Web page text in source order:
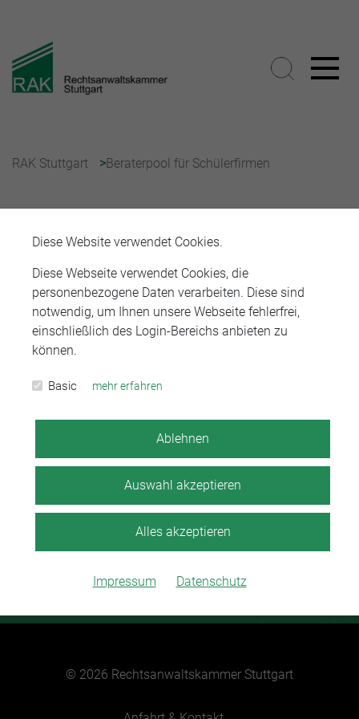
Diese Website verwendet Cookies.
Diese Webseite verwendet Cookies, die
personenbezogene Daten verarbeiten. Diese sind
notwendig, um Ihnen unsere Webseite fehlerfrei,
einschließlich des Login-Bereichs anbieten zu
können.
Basic mehr erfahren
Ablehnen
Auswahl akzeptieren
Alles akzeptieren
Impressum Datenschutz
RAK Stuttgart Beraterpool für Schülerfirmen
Beraterpool für Schülerfirmen
erhalten Sie die Beraterpool-Liste für Schülerfirmen.
07 11 / 22 21 55-11
info@rak-stuttgart.de
© 2026 Rechtsanwaltskammer Stuttgart